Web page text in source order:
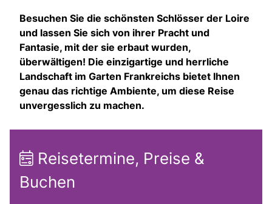
Besuchen Sie die schönsten Schlösser der Loire
und lassen Sie sich von ihrer Pracht und
Fantasie, mit der sie erbaut wurden,
überwältigen! Die einzigartige und herrliche
Landschaft im Garten Frankreichs bietet Ihnen
genau das richtige Ambiente, um diese Reise
unvergesslich zu machen.
Reisetermine, Preise &
Buchen